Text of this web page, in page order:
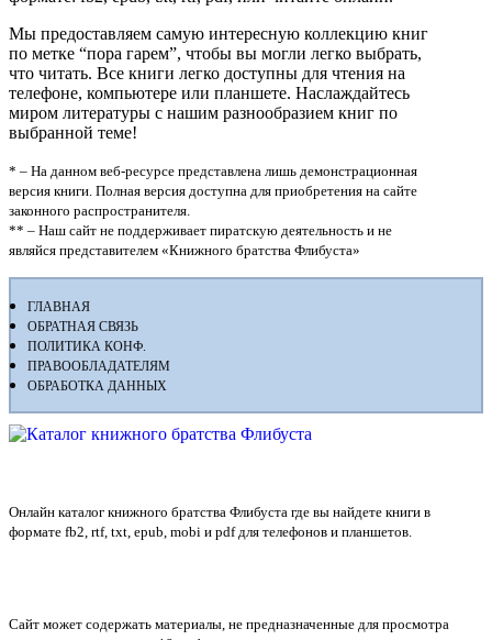
Мы предоставляем самую интересную коллекцию книг
по метке “пора гарем”, чтобы вы могли легко выбрать,
что читать. Все книги легко доступны для чтения на
телефоне, компьютере или планшете. Наслаждайтесь
миром литературы с нашим разнообразием книг по
выбранной теме!
* – На данном веб-ресурсе представлена лишь демонстрационная
версия книги. Полная версия доступна для приобретения на сайте
законного распространителя.
** – Наш сайт не поддерживает пиратскую деятельность и не
являйся представителем «Книжного братства Флибуста»
ГЛАВНАЯ
ОБРАТНАЯ СВЯЗЬ
ПОЛИТИКА КОНФ.
ПРАВООБЛАДАТЕЛЯМ
ОБРАБОТКА ДАННЫХ
Онлайн каталог книжного братства Флибуста где вы найдете книги в
формате fb2, rtf, txt, epub, mobi и pdf для телефонов и планшетов.
Сайт может содержать материалы, не предназначенные для просмотра